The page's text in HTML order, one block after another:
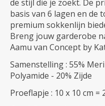
de stijl die je zoekt. De
basis van 6 lagen en de
premium sokkenlijn
Breng jouw garderobe
Aamu van Concept by
Samenstelling : 55%
Polyamide - 20% Zijde
Proeflapje : 10 x 10 cm =